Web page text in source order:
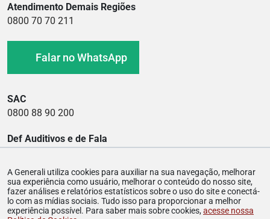
Atendimento Demais Regiões
0800 70 70 211
Falar no WhatsApp
SAC
0800 88 90 200
Def Auditivos e de Fala
Ouvidoria
0800 88 03 900
A Generali utiliza cookies para auxiliar na sua navegação, melhorar
sua experiência como usuário, melhorar o conteúdo do nosso site,
fazer análises e relatórios estatísticos sobre o uso do site e conectá-
lo com as mídias sociais. Tudo isso para proporcionar a melhor
experiência possível. Para saber mais sobre cookies,acesse nossa